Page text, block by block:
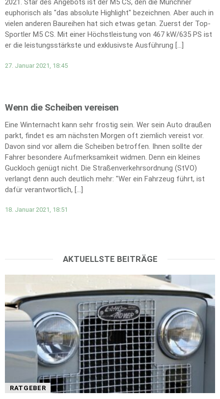
2021. Star des Angebots ist der M5 CS, den die Münchner
euphorisch als "das absolute Highlight" bezeichnen. Aber auch in
vielen anderen Baureihen hat sich etwas getan. Zuerst der Top-
Sportler M5 CS. Mit einer Höchstleistung von 467 kW/635 PS ist
er die leistungsstärkste und exklusivste Ausführung […]
27. Januar 2021, 18:45
Wenn die Scheiben vereisen
Eine Winternacht kann sehr frostig sein. Wer sein Auto draußen
parkt, findet es am nächsten Morgen oft ziemlich vereist vor.
Davon sind vor allem die Scheiben betroffen. Ihnen sollte der
Fahrer besondere Aufmerksamkeit widmen. Denn ein kleines
Guckloch genügt nicht. Die Straßenverkehrsordnung (StVO)
verlangt denn auch deutlich mehr: "Wer ein Fahrzeug führt, ist
dafür verantwortlich, […]
18. Januar 2021, 18:51
AKTUELLSTE BEITRÄGE
RATGEBER